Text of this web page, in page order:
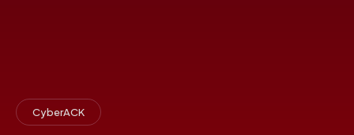
CyberACK